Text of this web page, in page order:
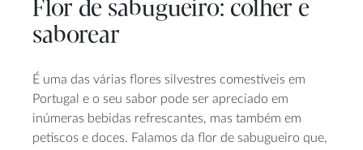
Flor de sabugueiro: colher e
saborear
É uma das várias flores silvestres comestíveis em
Portugal e o seu sabor pode ser apreciado em
inúmeras bebidas refrescantes, mas também em
petiscos e doces. Falamos da flor de sabugueiro que,